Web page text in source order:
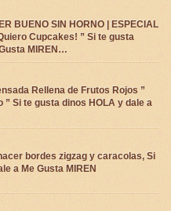
BUENO SIN HORNO | ESPECIAL
Cupcakes! ” Si te gusta
MIREN…
Rellena de Frutos Rojos ”
” Si te gusta dinos HOLA y dale a
bordes zigzag y caracolas, Si
a Me Gusta MIREN